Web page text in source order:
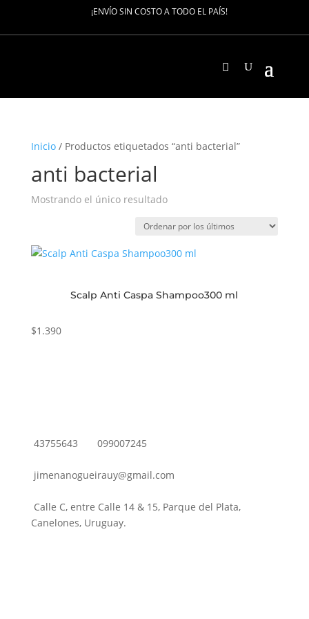
¡ENVÍO SIN COSTO A TODO EL PAÍS!
Inicio/ Productos etiquetados “anti bacterial”
anti bacterial
Mostrando el único resultado
Scalp Anti Caspa Shampoo300 ml
$1.390
43755643 099007245
jimenanogueirauy@gmail.com
Calle C, entre Calle 14 & 15, Parque del Plata,
Canelones, Uruguay.